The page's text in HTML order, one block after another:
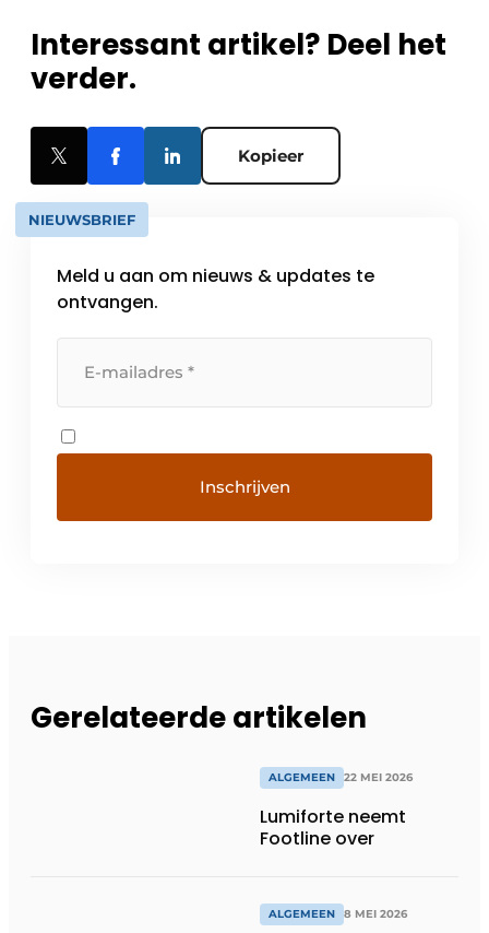
Interessant artikel? Deel het
verder.
Kopieer
NIEUWSBRIEF
Meld u aan om nieuws & updates te
ontvangen.
Gerelateerde artikelen
ALGEMEEN 22 MEI 2026
Lumiforte neemt
Footline over
ALGEMEEN 8 MEI 2026